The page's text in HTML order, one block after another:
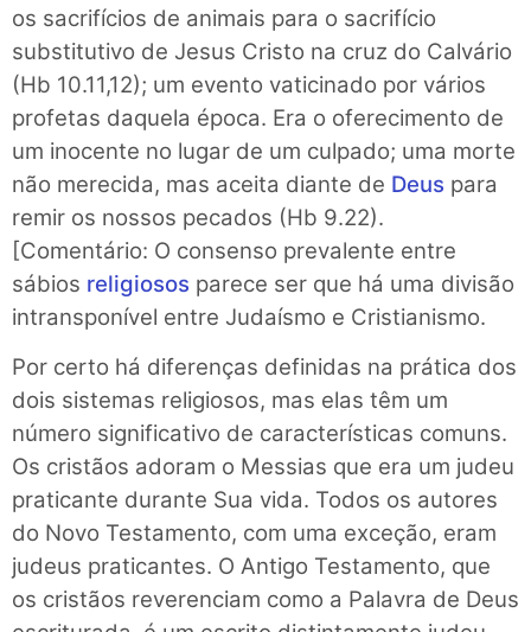
os sacrifícios de animais para o sacrifício
substitutivo de Jesus Cristo na cruz do Calvário
(Hb 10.11,12); um evento vaticinado por vários
profetas daquela época. Era o oferecimento de
um inocente no lugar de um culpado; uma morte
não merecida, mas aceita diante de Deus para
remir os nossos pecados (Hb 9.22).
[Comentário: O consenso prevalente entre
sábios religiosos parece ser que há uma divisão
intransponível entre Judaísmo e Cristianismo.
Por certo há diferenças definidas na prática dos
dois sistemas religiosos, mas elas têm um
número significativo de características comuns.
Os cristãos adoram o Messias que era um judeu
praticante durante Sua vida. Todos os autores
do Novo Testamento, com uma exceção, eram
judeus praticantes. O Antigo Testamento, que
os cristãos reverenciam como a Palavra de Deus